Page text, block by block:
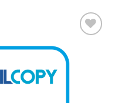
Kedvencekhez